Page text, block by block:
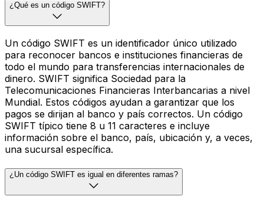
¿Qué es un código SWIFT?
Un código SWIFT es un identificador único utilizado
para reconocer bancos e instituciones financieras de
todo el mundo para transferencias internacionales de
dinero. SWIFT significa Sociedad para la
Telecomunicaciones Financieras Interbancarias a nivel
Mundial. Estos códigos ayudan a garantizar que los
pagos se dirijan al banco y país correctos. Un código
SWIFT típico tiene 8 u 11 caracteres e incluye
información sobre el banco, país, ubicación y, a veces,
una sucursal específica.
¿Un código SWIFT es igual en diferentes ramas?